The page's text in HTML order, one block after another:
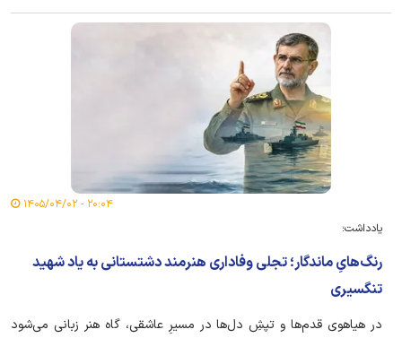
۲۰:۰۴ - ۱۴۰۵/۰۴/۰۲
یادداشت؛
رنگ‌هایِ ماندگار؛ تجلی وفاداری هنرمند دشتستانی به یاد شهید
تنگسیری
در هیاهوی قدم‌ها و تپشِ دل‌ها در مسیرِ عاشقی، گاه هنر زبانی می‌شود